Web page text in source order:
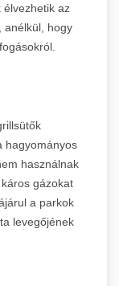
élvezhetik az
anélkül, hogy
hagyományos
használnak
gázokat
a parkok
levegőjének